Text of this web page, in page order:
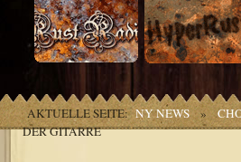
AKTUELLE SEITE: NY NEWS »
DER GITARRE